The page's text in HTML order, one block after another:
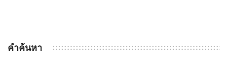
คำค้นหา